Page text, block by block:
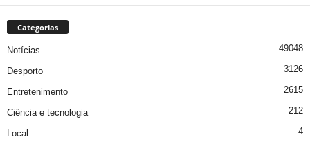
Categorias
Notícias 49048
Desporto 3126
Entretenimento 2615
Ciência e tecnologia 212
Local 4